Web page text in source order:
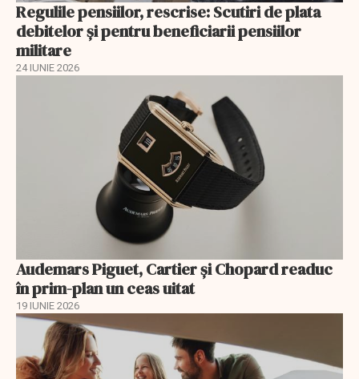
Regulile pensiilor, rescrise: Scutiri de plata
debitelor și pentru beneficiarii pensiilor
militare
24 IUNIE 2026
Audemars Piguet, Cartier și Chopard readuc
în prim-plan un ceas uitat
19 IUNIE 2026